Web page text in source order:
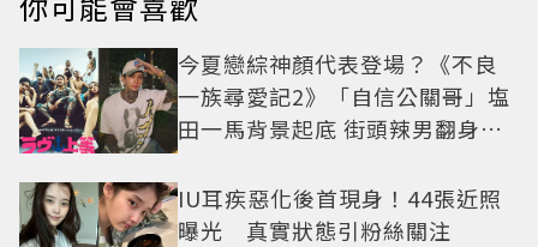
今夏戀綜神顏代表登場？《不良
一族尋愛記2》「自信公關哥」塩
田一馬背景起底 街頭辣男翻身當
IU耳疾惡化後首現身！44張近照
曝光 真實狀態引粉絲關注